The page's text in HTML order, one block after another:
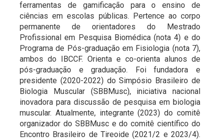
ferramentas de gamificação para o ensino de
ciências em escolas públicas. Pertence ao corpo
permanente de orientadores do Mestrado
Profissional em Pesquisa Biomédica (nota 4) e do
Programa de Pós-graduação em Fisiologia (nota 7),
ambos do IBCCF. Orienta e co-orienta alunos de
pós-graduação e graduação. Foi fundadora e
presidente (2020-2022) do Simpósio Brasileiro de
Biologia Muscular (SBBMusc), iniciativa nacional
inovadora para discussão de pesquisa em biologia
muscular. Atualmente, integrante (2023) do comitê
organizador do SBBMusc e do comitê científico do
Encontro Brasileiro de Tireoide (2021/2 e 2023/4).